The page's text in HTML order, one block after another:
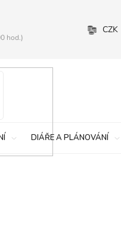
hod.)
CZK
DIÁŘE A PLÁNOVÁNÍ